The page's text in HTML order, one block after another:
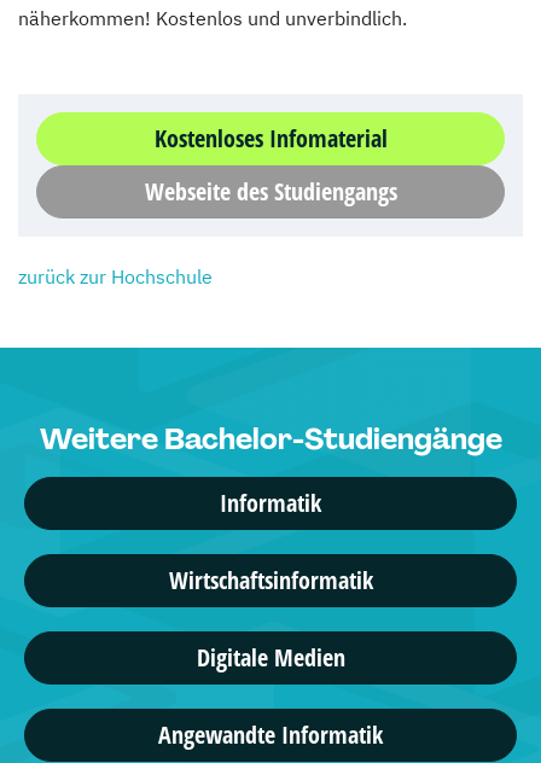
näherkommen! Kostenlos und unverbindlich.
Kostenloses Infomaterial
Webseite des Studiengangs
zurück zur Hochschule
Weitere Bachelor-Studiengänge
Informatik
Wirtschaftsinformatik
Digitale Medien
Angewandte Informatik